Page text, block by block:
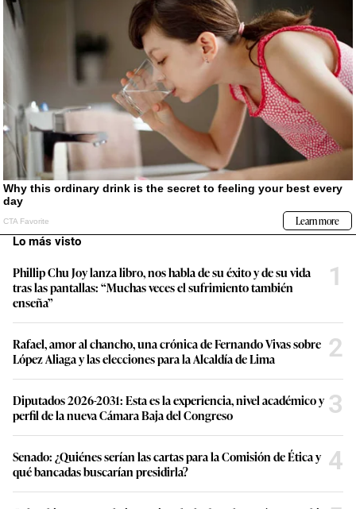
Lo más visto
Phillip Chu Joy lanza libro, nos habla de su éxito y de su vida
tras las pantallas: “Muchas veces el sufrimiento también
enseña”
1
Rafael, amor al chancho, una crónica de Fernando Vivas sobre
López Aliaga y las elecciones para la Alcaldía de Lima
2
Diputados 2026-2031: Esta es la experiencia, nivel académico y
perfil de la nueva Cámara Baja del Congreso
3
Senado: ¿Quiénes serían las cartas para la Comisión de Ética y
qué bancadas buscarían presidirla?
4